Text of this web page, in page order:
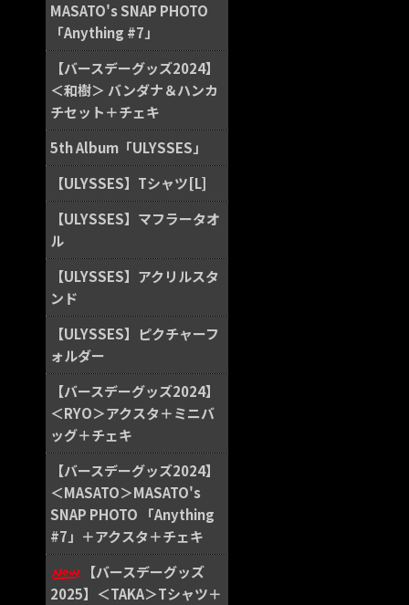
MASATO's SNAP PHOTO
「Anything #7」
【バースデーグッズ2024】
＜和樹＞ バンダナ＆ハンカ
チセット＋チェキ
5th Album「ULYSSES」
【ULYSSES】Tシャツ[L]
【ULYSSES】マフラータオ
ル
【ULYSSES】アクリルスタ
ンド
【ULYSSES】ピクチャーフ
ォルダー
【バースデーグッズ2024】
＜RYO＞アクスタ＋ミニバ
ッグ＋チェキ
【バースデーグッズ2024】
＜MASATO＞MASATO's
SNAP PHOTO 「Anything
#7」＋アクスタ＋チェキ
【バースデーグッズ
2025】＜TAKA＞Tシャツ＋